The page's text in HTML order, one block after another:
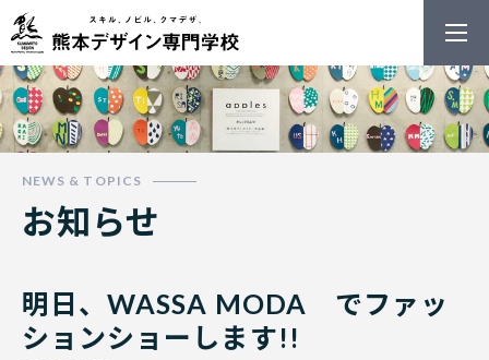
熊本デザイン
お知らせ
明日、WASSA MODA でファッ
ションショーします!!